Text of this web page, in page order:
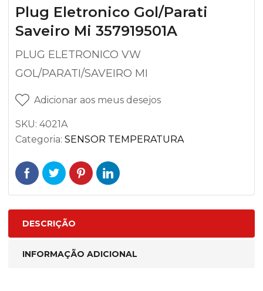
Plug Eletronico Gol/Parati
Saveiro Mi 357919501A
PLUG ELETRONICO VW
GOL/PARATI/SAVEIRO MI
Adicionar aos meus desejos
SKU: 4021A
Categoria: SENSOR TEMPERATURA
DESCRIÇÃO
INFORMAÇÃO ADICIONAL